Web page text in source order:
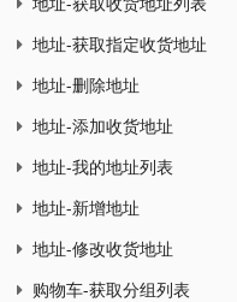
地址-获取指定收货地址
地址-删除地址
地址-添加收货地址
地址-我的地址列表
地址-新增地址
地址-修改收货地址
购物车-获取分组列表